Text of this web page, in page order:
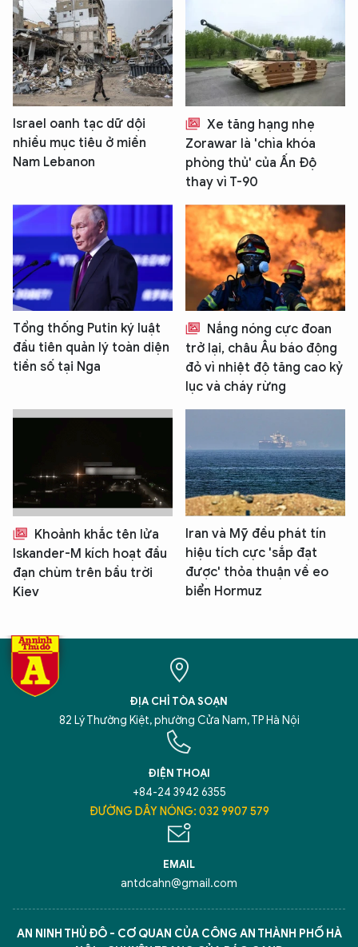
Israel oanh tạc dữ dội
nhiều mục tiêu ở miền
Nam Lebanon
Xe tăng hạng nhẹ
Zorawar là 'chìa khóa
phòng thủ' của Ấn Độ
thay vì T-90
Tổng thống Putin ký luật
đầu tiên quản lý toàn diện
tiền số tại Nga
Nắng nóng cực đoan
trở lại, châu Âu báo động
đỏ vì nhiệt độ tăng cao kỷ
lục và cháy rừng
Khoảnh khắc tên lửa
Iskander-M kích hoạt đầu
đạn chùm trên bầu trời
Kiev
Iran và Mỹ đều phát tín
hiệu tích cực 'sắp đạt
được' thỏa thuận về eo
biển Hormuz
ĐỊA CHỈ TÒA SOẠN
82 Lý Thường Kiệt, phường Cửa Nam, TP Hà Nội
ĐIỆN THOẠI
+84-24 3942 6355
ĐƯỜNG DÂY NÓNG: 032 9907 579
EMAIL
antdcahn@gmail.com
AN NINH THỦ ĐÔ - CƠ QUAN CỦA CÔNG AN THÀNH PHỐ HÀ